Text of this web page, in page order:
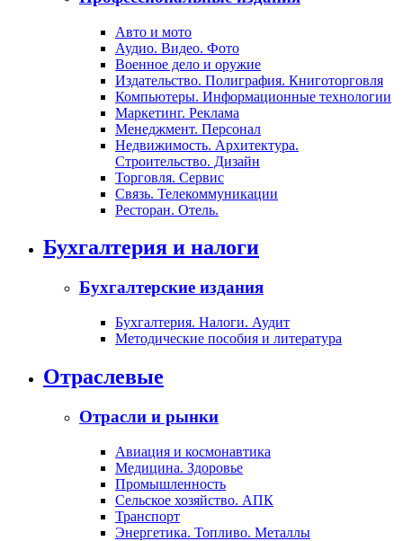
Авто и мото
Аудио. Видео. Фото
Военное дело и оружие
Издательство. Полиграфия. Книготорговля
Компьютеры. Информационные технологии
Маркетинг. Реклама
Менеджмент. Персонал
Недвижимость. Архитектура.
Строительство. Дизайн
Торговля. Сервис
Связь. Телекоммуникации
Ресторан. Отель.
Бухгалтерия и налоги
Бухгалтерские издания
Бухгалтерия. Налоги. Аудит
Методические пособия и литература
Отраслевые
Отрасли и рынки
Авиация и космонавтика
Медицина. Здоровье
Промышленность
Сельское хозяйство. АПК
Транспорт
Энергетика. Топливо. Металлы